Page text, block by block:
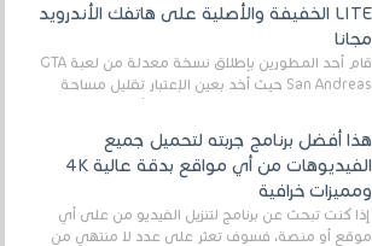
LITE الخفيفة والأصلية على هاتفك الأندرويد
مجانا
قام أحد المطورين بإطلاق نسخة معدلة من لعبة GTA
San Andreas حيث أخد بعين الإعتبار تقليل مساحة
هذا أفضل برنامج جربته لتحميل جميع
الفيديوهات من أي مواقع بدقة عالية 4K
ومميزات خرافية
إذا كنت تبحث عن برنامج لتنزيل الفيديو من على أي
موقع أو منصة، فسوف تعثر على عدد لا منتهي من